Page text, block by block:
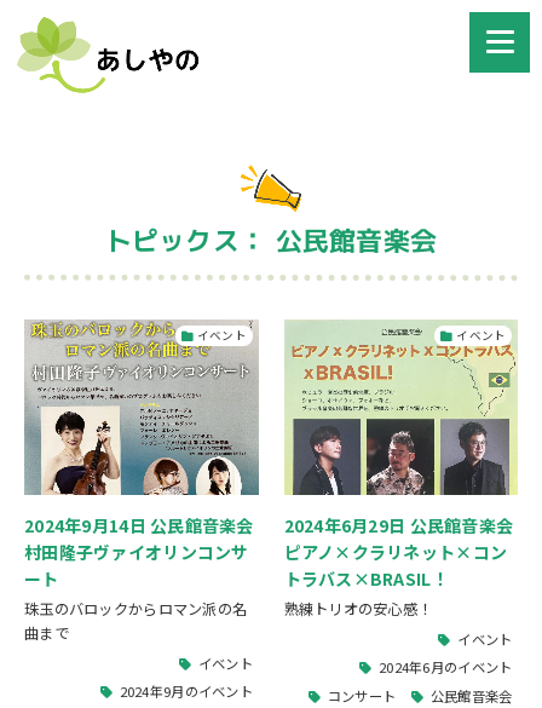
トピックス： 公民館音楽会
イベント
2024年9月14日 公民館音楽会
村田隆子ヴァイオリンコンサ
ート
珠玉のバロックからロマン派の名
曲まで
イベント
2024年9月のイベント
イベント
2024年6月29日 公民館音楽会
ピアノ×クラリネット×コン
トラバス×BRASIL！
熟練トリオの安心感！
イベント
2024年6月のイベント
コンサート
公民館音楽会